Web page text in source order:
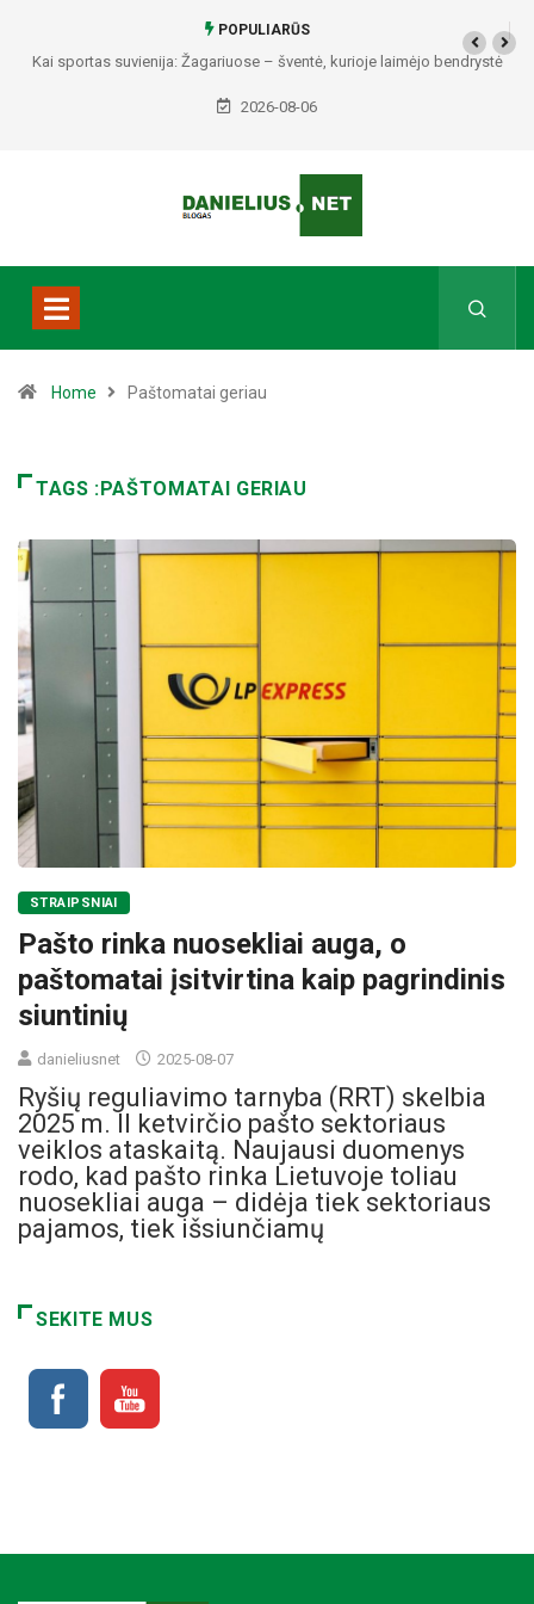
POPULIARŪS
Kai sportas suvienija: Žagariuose – šventė, kurioje laimėjo bendrystė
2026-08-06
Home Paštomatai geriau
TAGS :PAŠTOMATAI GERIAU
STRAIPSNIAI
Pašto rinka nuosekliai auga, o
paštomatai įsitvirtina kaip pagrindinis
siuntinių
danieliusnet 2025-08-07
Ryšių reguliavimo tarnyba (RRT) skelbia
2025 m. II ketvirčio pašto sektoriaus
veiklos ataskaitą. Naujausi duomenys
rodo, kad pašto rinka Lietuvoje toliau
nuosekliai auga – didėja tiek sektoriaus
pajamos, tiek išsiunčiamų
SEKITE MUS